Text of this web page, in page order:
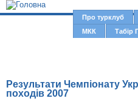
Jump to
о
в
Про турклуб
МКК
Табір
В
Результати Чемпіонату
походів 2007